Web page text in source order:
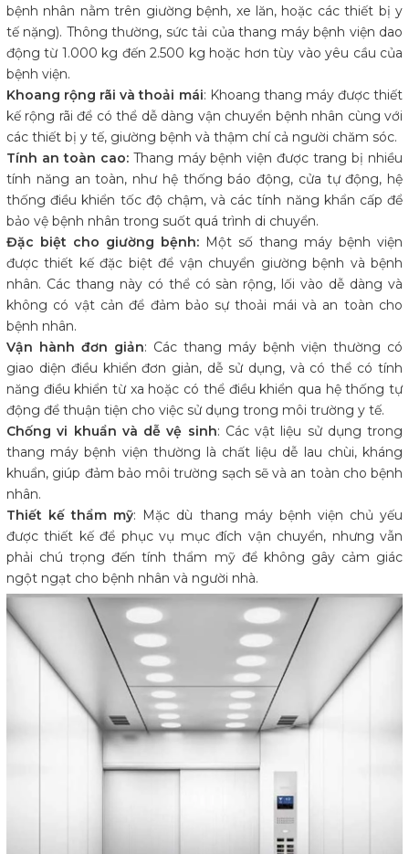
bệnh nhân nằm trên giường bệnh, xe lăn, hoặc các thiết bị y
tế nặng). Thông thường, sức tải của thang máy bệnh viện dao
động từ 1.000 kg đến 2.500 kg hoặc hơn tùy vào yêu cầu của
bệnh viện.
Khoang rộng rãi và thoải mái: Khoang thang máy được thiết
kế rộng rãi để có thể dễ dàng vận chuyển bệnh nhân cùng với
các thiết bị y tế, giường bệnh và thậm chí cả người chăm sóc.
Tính an toàn cao: Thang máy bệnh viện được trang bị nhiều
tính năng an toàn, như hệ thống báo động, cửa tự động, hệ
thống điều khiển tốc độ chậm, và các tính năng khẩn cấp để
bảo vệ bệnh nhân trong suốt quá trình di chuyển.
Đặc biệt cho giường bệnh: Một số thang máy bệnh viện
được thiết kế đặc biệt để vận chuyển giường bệnh và bệnh
nhân. Các thang này có thể có sàn rộng, lối vào dễ dàng và
không có vật cản để đảm bảo sự thoải mái và an toàn cho
bệnh nhân.
Vận hành đơn giản: Các thang máy bệnh viện thường có
giao diện điều khiển đơn giản, dễ sử dụng, và có thể có tính
năng điều khiển từ xa hoặc có thể điều khiển qua hệ thống tự
động để thuận tiện cho việc sử dụng trong môi trường y tế.
Chống vi khuẩn và dễ vệ sinh: Các vật liệu sử dụng trong
thang máy bệnh viện thường là chất liệu dễ lau chùi, kháng
khuẩn, giúp đảm bảo môi trường sạch sẽ và an toàn cho bệnh
nhân.
Thiết kế thẩm mỹ: Mặc dù thang máy bệnh viện chủ yếu
được thiết kế để phục vụ mục đích vận chuyển, nhưng vẫn
phải chú trọng đến tính thẩm mỹ để không gây cảm giác
ngột ngạt cho bệnh nhân và người nhà.